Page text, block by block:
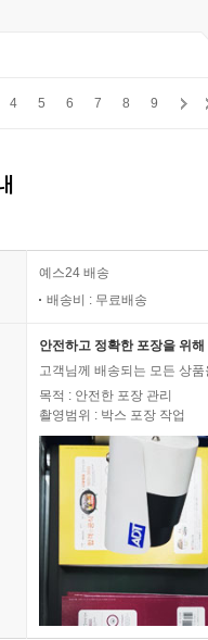
4 5 6 7 8 9
예스24 배송
배송비 : 무료배송
안전하고 정확한 포장을 위
고객님께 배송되는 모든 상
목적 : 안전한 포장 관리
촬영범위 : 박스 포장 작업